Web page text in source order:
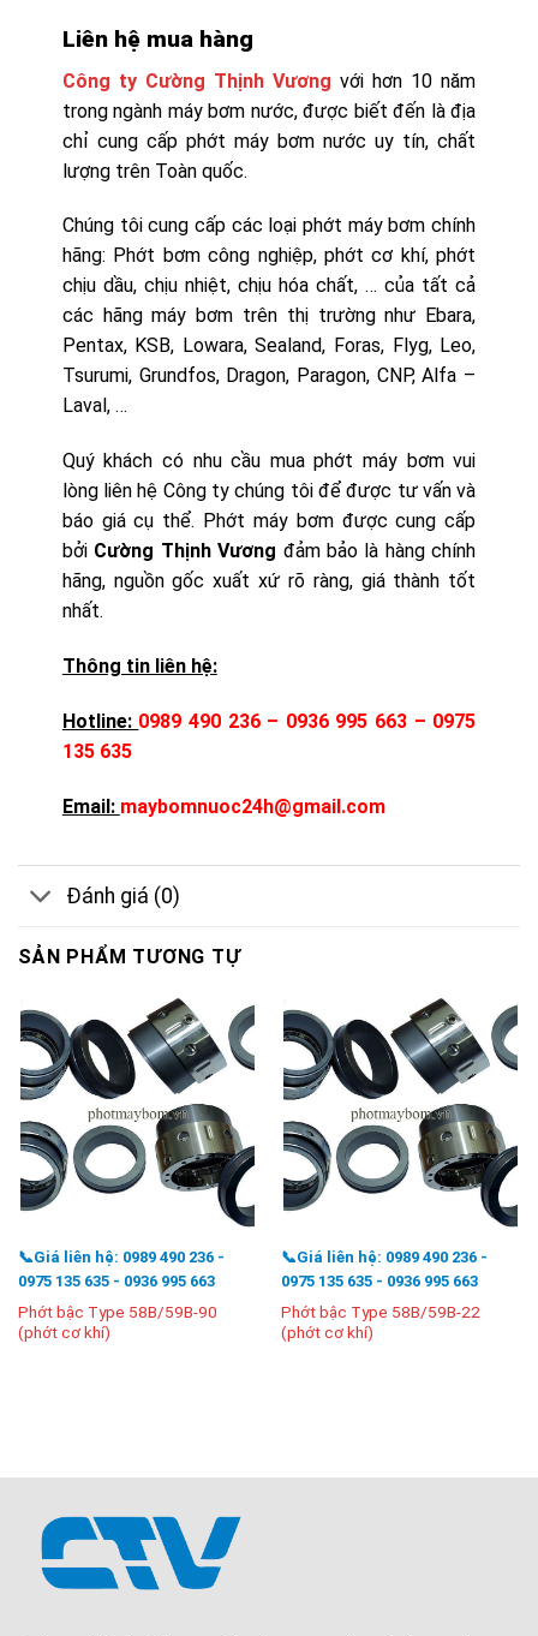
Liên hệ mua hàng
Công ty Cường Thịnh Vương với hơn 10 năm
trong ngành máy bơm nước, được biết đến là địa
chỉ cung cấp phớt máy bơm nước uy tín, chất
lượng trên Toàn quốc.
Chúng tôi cung cấp các loại phớt máy bơm chính
hãng: Phớt bơm công nghiệp, phớt cơ khí, phớt
chịu dầu, chịu nhiệt, chịu hóa chất, … của tất cả
các hãng máy bơm trên thị trường như Ebara,
Pentax, KSB, Lowara, Sealand, Foras, Flyg, Leo,
Tsurumi, Grundfos, Dragon, Paragon, CNP, Alfa –
Laval, …
Quý khách có nhu cầu mua phớt máy bơm vui
lòng liên hệ Công ty chúng tôi để được tư vấn và
báo giá cụ thể. Phớt máy bơm được cung cấp
bởi Cường Thịnh Vương đảm bảo là hàng chính
hãng, nguồn gốc xuất xứ rõ ràng, giá thành tốt
nhất.
Thông tin liên hệ:
Hotline: 0989 490 236 – 0936 995 663 – 0975
135 635
Email: maybomnuoc24h@gmail.com
Đánh giá (0)
SẢN PHẨM TƯƠNG TỰ
📞Giá liên hệ: 0989 490 236 -
0975 135 635 - 0936 995 663
Phớt bậc Type 58B/59B-90
(phớt cơ khí)
📞Giá liên hệ: 0989 490 236 -
0975 135 635 - 0936 995 663
Phớt bậc Type 58B/59B-22
(phớt cơ khí)